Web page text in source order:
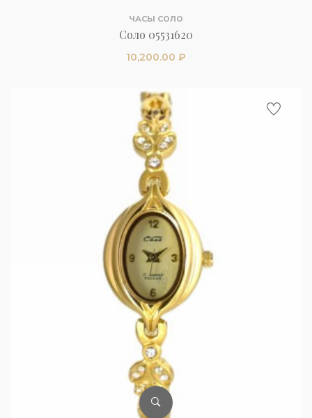
ЧАСЫ СОЛО
Соло 05531620
10,200.00 ₽